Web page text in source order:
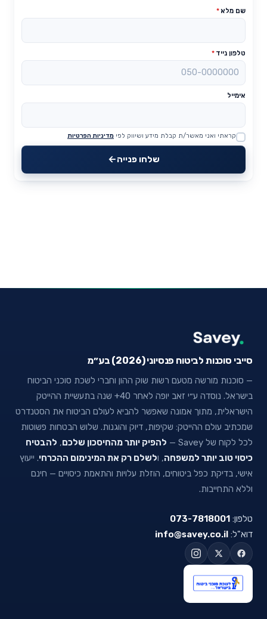
שם מלא*
טלפון נייד *
אימייל
Website
קראתי ואני מאשר/ת קבלת מידע ושיווק לפי מדיניות הפרטיות
שלחו פנייה
סייבי סוכנות לביטוח פנסיוני (2026) בע״מ
— סוכנות מורשה מטעם רשות שוק ההון וחברי לשכת סוכני הביטוח
בישראל. נוסדה ע״י זאב יופה לאחר 40+ שנה בתעשיית ההייטק
הישראלית, מתוך אמונה שאפשר להביא לעולם הביטוח את הסטנדרט
שמכתיב עולם ההייטק: שקיפות, דיוק והוגנות. שלוש הבטחות פשוטות
לכל לקוח של Savey —
להפיק יותר מהחיסכון שלכם, להבטיח
כיסוי טוב יותר למשפחה, ולשלם רק את המינימום ההכרחי. ייעוץ
אישי, בדיקת כפל ביטוחים, הוזלת עלויות והתאמת כיסויים — חינם
וללא התחייבות.
טלפון: 073-7818001
דוא"ל: info@savey.co.il